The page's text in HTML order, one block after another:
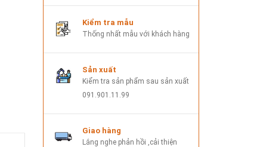
Kiểm tra mẫu
Thống nhất mẫu với khách hàng
Sản xuất
Kiểm tra sản phẩm sau sản xuất
091.901.11.99
Giao hàng
Lắng nghe phản hồi ,cải thiện